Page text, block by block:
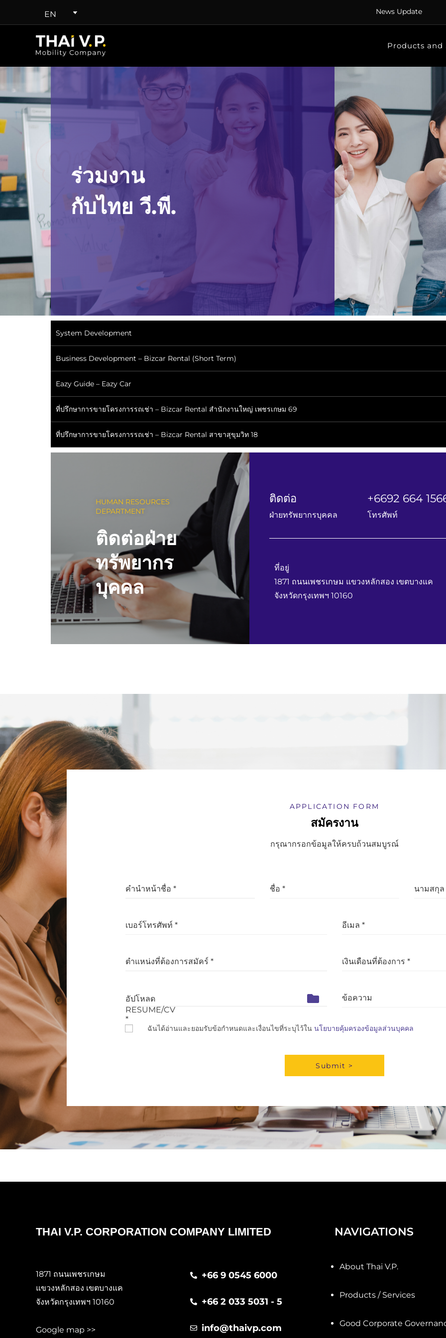
EN News Update
Products and
ร่วมงาน
กับไทย วี.พี.
System Development
Business Development – Bizcar Rental (Short Term)
Eazy Guide – Eazy Car
ที่ปรึกษาการขายโครงการรถเช่า – Bizcar Rental สำนักงานใหญ่ เพชรเกษม 69
ที่ปรึกษาการขายโครงการรถเช่า – Bizcar Rental สาขาสุขุมวิท 18
HUMAN RESOURCES
DEPARTMENT
ติดต่อฝ่าย
ทรัพยากร
บุคคล
ติดต่อ
ฝ่ายทรัพยากรบุคคล
+6692 664
โทรศัพท์
ที่อยู่
1871 ถนนเพชรเกษม แขวงหลักสอง เขตบางแค
จังหวัดกรุงเทพฯ 10160
APPLICATION FORM
สมัครงาน
กรุณากรอกข้อมูลให้ครบถ้วนสมบูรณ์
คำนำหน้าชื่อ * ชื่อ * นามสกุล
เบอร์โทรศัพท์ * อีเมล *
ตำแหน่งที่ต้องการสมัคร์ * เงินเดือนที่ต้องการ *
ข้อความ
ฉันได้อ่านและยอมรับข้อกำหนดและเงื่อนไขที่ระบุไว้ใน นโยบายคุ้มครองข้อมูลส่วนบุคคล
THAI V.P. CORPORATION COMPANY LIMITED
1871 ถนนเพชรเกษม
แขวงหลักสอง เขตบางแค
จังหวัดกรุงเทพฯ 10160
Google map >>
+66 9 0545 6000
+66 2 033 5031 - 5
info@thaivp.com
NAVIGATIONS
About Thai V.P.
Products / Services
Good Corporate